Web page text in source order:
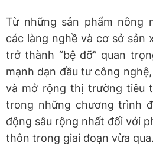
Từ những sản phẩm nông
các làng nghề và cơ sở sản
trở thành “bệ đỡ” quan
mạnh dạn đầu tư công
và mở rộng thị trường tiêu
trong những chương trình
động sâu rộng nhất đối với
thôn trong giai đoạn vừa qua.